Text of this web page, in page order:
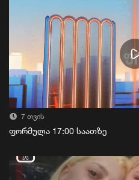
7 თვის
ფორმულა 17:00 საათზე